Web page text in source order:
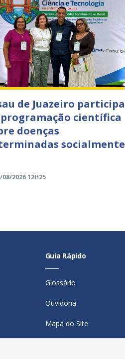
de Juazeiro participa
científica
doenças
socialmente
2026 12H25
Guia Rápido
Glossário
Ouvidoria
Mapa do Site